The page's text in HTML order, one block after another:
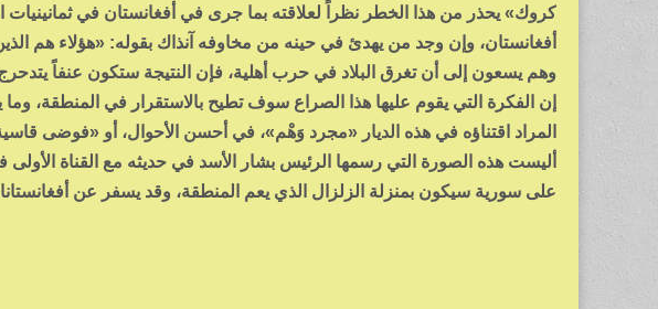
كروك» يحذر من هذا الخطر نظراً لعلاقته بما جرى في أفغانستان في
أفغانستان، وإن وجد من يهدئ في حينه من مخاوفه آنذاك بقوله: «هؤلاء هم
وهم يسعون إلى أن تغرق البلاد في حرب أهلية، فإن النتيجة ستكون عنفاً
إن الفكرة التي يقوم عليها هذا الصراع سوف تطيح بالاستقرار في المنطقة،
المراد اقتناؤه في هذه الديار «مجرد وَهْم»، في أحسن الأحوال، أو «فوضى
أليست هذه الصورة التي رسمها الرئيس بشار الأسد في حديثه مع القناة
على سورية سيكون بمنزلة الزلزال الذي يعم المنطقة، وقد يسفر عن